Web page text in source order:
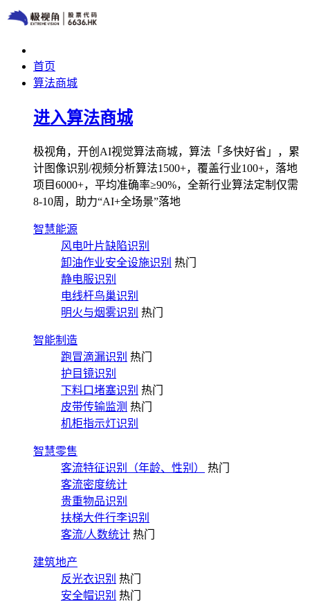
首页
算法商城
进入算法商城
极视角，开创AI视觉算法商城，算法「多快好省」，累
计图像识别/视频分析算法1500+，覆盖行业100+，落地
项目6000+，平均准确率≥90%，全新行业算法定制仅需
8-10周，助力“AI+全场景”落地
智慧能源
风电叶片缺陷识别
卸油作业安全设施识别 热门
静电服识别
电线杆鸟巢识别
明火与烟雾识别 热门
智能制造
跑冒滴漏识别 热门
护目镜识别
下料口堵塞识别 热门
皮带传输监测 热门
机柜指示灯识别
智慧零售
客流特征识别（年龄、性别）
热门
客流密度统计
贵重物品识别
扶梯大件行李识别
客流/人数统计 热门
建筑地产
反光衣识别 热门
安全帽识别 热门